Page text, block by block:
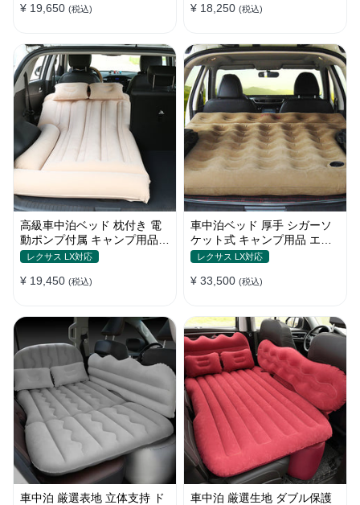
¥ 19,650 (税込) ¥ 18,250 (税込)
高級車中泊ベッド 枕付き 電
動ポンプ付属 キャンプ用品
エアーベッド 普通車 SUV
レクサス LX対応
¥ 19,450 (税込)
車中泊ベッド 厚手 シガーソ
ケット式 キャンプ用品 エア
ーベッド 収納袋付き 普通車
レクサス LX対応
¥ 33,500 (税込)
車中泊 厳選表地 立体支持 ド
車中泊 厳選生地 ダブル保護